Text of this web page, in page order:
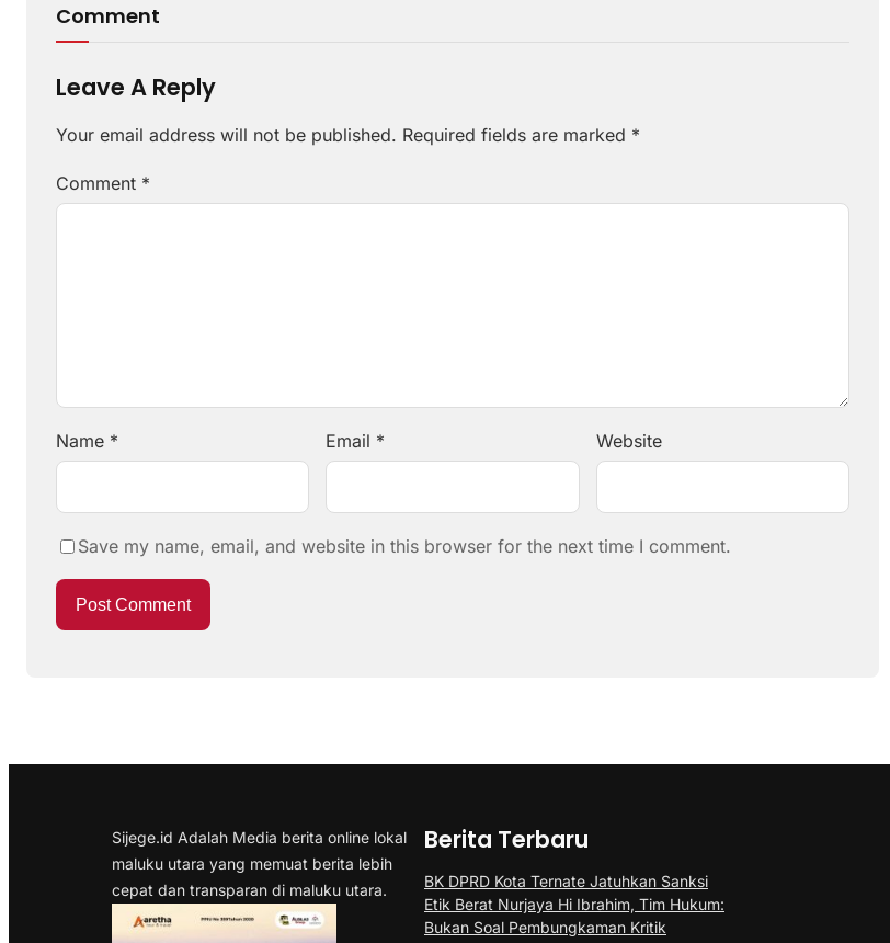
Comment
Leave A Reply
Your email address will not be published. Required fields are marked *
Comment *
Name * Email * Website
Save my name, email, and website in this browser for the next time I comment.
Sijege.id Adalah Media berita online lokal
maluku utara yang memuat berita lebih
cepat dan transparan di maluku utara.
Berita Terbaru
BK DPRD Kota Ternate Jatuhkan Sanksi
Etik Berat Nurjaya Hi Ibrahim, Tim Hukum:
Bukan Soal Pembungkaman Kritik